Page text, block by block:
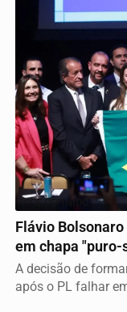
VICE DEFINIDO
Flávio
em chapa "puro-
A decisão de
após o PL falhar